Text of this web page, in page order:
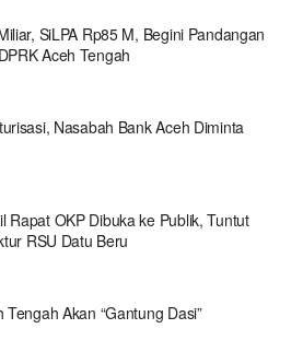
SiLPA Rp85 M, Begini Pandangan
Aceh Tengah
Nasabah Bank Aceh Diminta
Rapat OKP Dibuka ke Publik, Tuntut
RSU Datu Beru
Tengah Akan “Gantung Dasi”